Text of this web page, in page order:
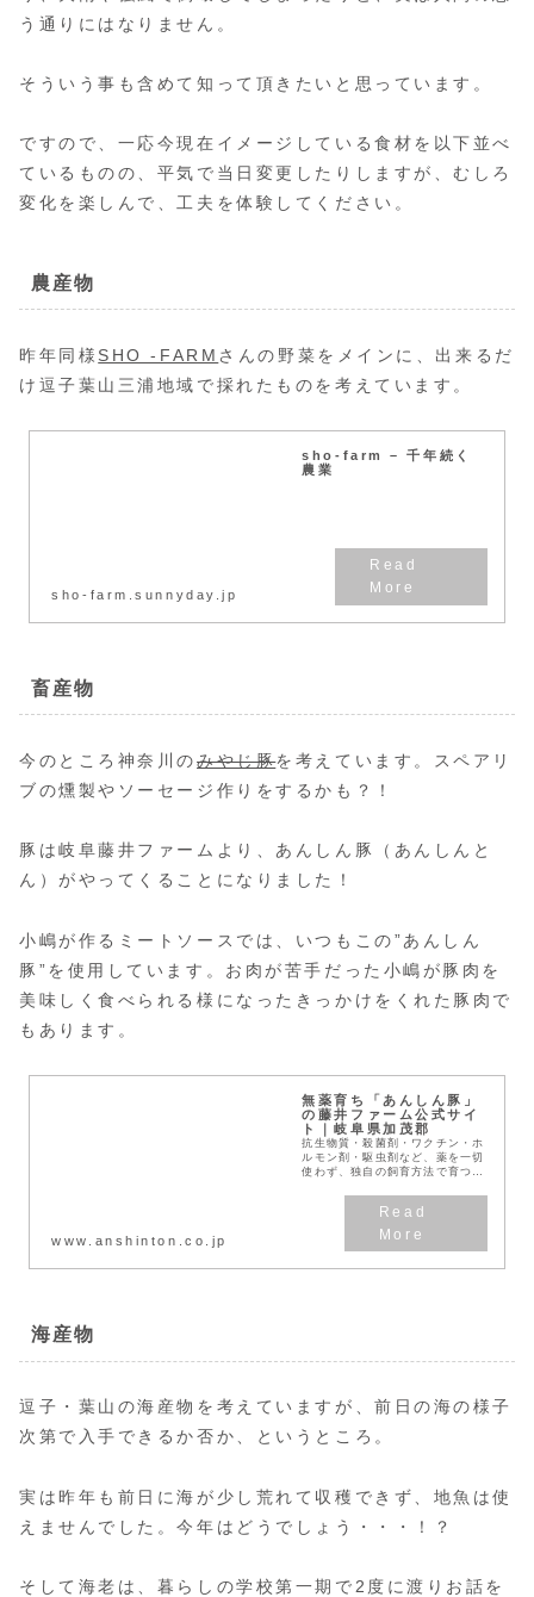
う通りにはなりません。
そういう事も含めて知って頂きたいと思っています。
ですので、一応今現在イメージしている食材を以下並べ
ているものの、平気で当日変更したりしますが、むしろ
変化を楽しんで、工夫を体験してください。
農産物
昨年同様 SHO -FARM さんの野菜をメインに、出来るだ
け逗子葉山三浦地域で採れたものを考えています。
sho-farm – 千年続く
農業
sho-farm.sunnyday.jp
畜産物
今のところ神奈川のみやじ豚を考えています。スペアリ
ブの燻製やソーセージ作りをするかも？！
豚は岐阜藤井ファームより、あんしん豚（あんしんと
ん）がやってくることになりました！
小嶋が作るミートソースでは、いつもこの”あんしん
豚”を使用しています。お肉が苦手だった小嶋が豚肉を
美味しく食べられる様になったきっかけをくれた豚肉で
もあります。
無薬育ち「あんしん豚」
の藤井ファーム公式サイ
ト｜岐阜県加茂郡
抗生物質・殺菌剤・ワクチン・ホ
ルモン剤・駆虫剤など、薬を一切
使わず、独自の飼育方法で育つ
www.anshinton.co.jp
海産物
逗子・葉山の海産物を考えていますが、前日の海の様子
次第で入手できるか否か、というところ。
実は昨年も前日に海が少し荒れて収穫できず、地魚は使
えませんでした。今年はどうでしょう・・・！？
そして海老は、暮らしの学校第一期で2度に渡りお話を